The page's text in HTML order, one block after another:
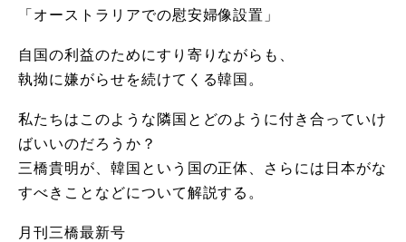
「オーストラリアでの慰安婦像設置」
自国の利益のためにすり寄りながらも、
執拗に嫌がらせを続けてくる韓国。
私たちはこのような隣国とどのように付き合っていけ
ばいいのだろうか？
三橋貴明が、韓国という国の正体、さらには日本がな
すべきことなどについて解説する。
月刊三橋最新号